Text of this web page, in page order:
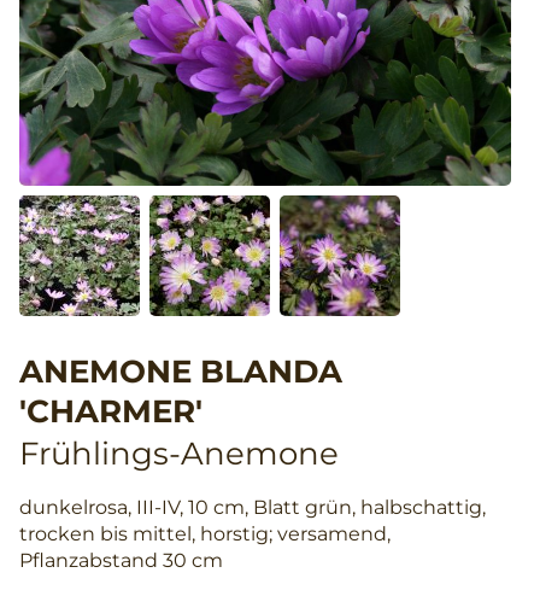
ANEMONE BLANDA
'CHARMER'
Frühlings-Anemone
dunkelrosa, III-IV, 10 cm, Blatt grün, halbschattig,
trocken bis mittel, horstig; versamend,
Pflanzabstand 30 cm